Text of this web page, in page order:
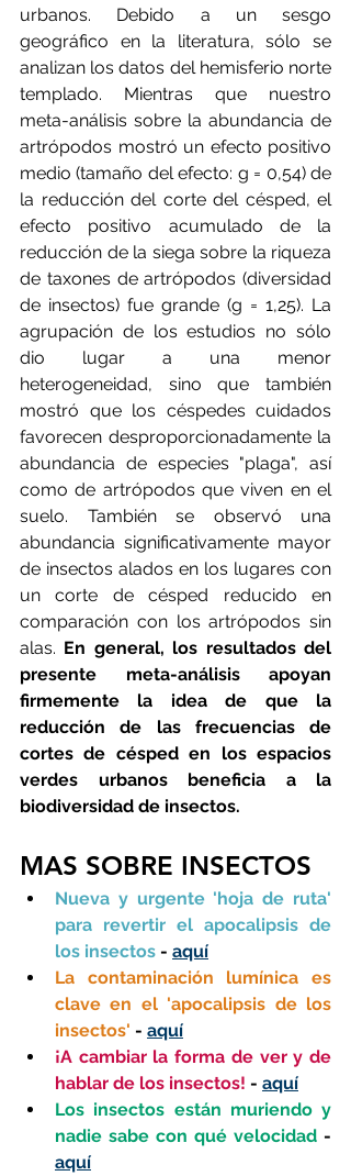
urbanos. Debido a un sesgo
geográfico en la literatura, sólo se
analizan los datos del hemisferio norte
templado. Mientras que nuestro
meta-análisis sobre la abundancia de
artrópodos mostró un efecto positivo
medio (tamaño del efecto: g = 0,54) de
la reducción del corte del césped, el
efecto positivo acumulado de la
reducción de la siega sobre la riqueza
de taxones de artrópodos (diversidad
de insectos) fue grande (g = 1,25). La
agrupación de los estudios no sólo
dio lugar a una menor
heterogeneidad, sino que también
mostró que los céspedes cuidados
favorecen desproporcionadamente la
abundancia de especies "plaga", así
como de artrópodos que viven en el
suelo. También se observó una
abundancia significativamente mayor
de insectos alados en los lugares con
un corte de césped reducido en
comparación con los artrópodos sin
alas. En general, los resultados del
presente meta-análisis apoyan
firmemente la idea de que la
reducción de las frecuencias de
cortes de césped en los espacios
verdes urbanos beneficia a la
biodiversidad de insectos.
MAS SOBRE INSECTOS
Nueva y urgente 'hoja de ruta'
para revertir el apocalipsis de
los insectos - aquí
La contaminación lumínica es
clave en el 'apocalipsis de los
insectos' - aquí
¡A cambiar la forma de ver y de
hablar de los insectos! - aquí
Los insectos están muriendo y
nadie sabe con qué velocidad
aquí